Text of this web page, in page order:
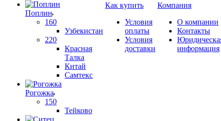
Поплин
160
Узбекистан
220
Красная
Талка
Китай
Самтекс
Рогожка
150
Тейково
Как купить
Условия
оплаты
Условия
доставки
Компания
О компании
Контакты
информация